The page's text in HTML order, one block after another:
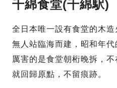
千綿食堂(千綿駅)
全日本唯一設有食堂的木
無人站臨海而建，昭和年
厲害的是食堂朝桁晚拆，
就回歸原點，不留痕跡。